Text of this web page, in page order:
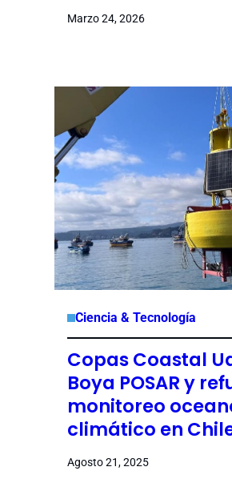
Marzo 24, 2026
Ciencia & Tecnología
Copas Coastal
Boya POSAR y
monitoreo
climático en
Agosto 21, 2025